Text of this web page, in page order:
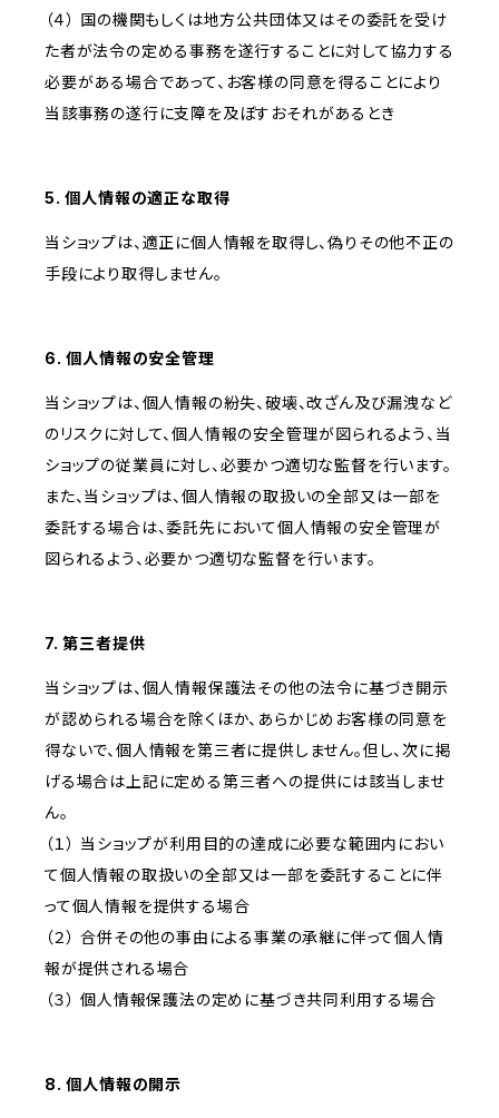
（４） 国の機関もしくは地方公共団体又はその委託を受け
た者が法令の定める事務を遂行することに対して協力する
必要がある場合であって、お客様の同意を得ることにより
当該事務の遂行に支障を及ぼすおそれがあるとき
5. 個人情報の適正な取得
当ショップは、適正に個人情報を取得し、偽りその他不正の
手段により取得しません。
6. 個人情報の安全管理
当ショップは、個人情報の紛失、破壊、改ざん及び漏洩など
のリスクに対して、個人情報の安全管理が図られるよう、当
ショップの従業員に対し、必要かつ適切な監督を行います。
また、当ショップは、個人情報の取扱いの全部又は一部を
委託する場合は、委託先において個人情報の安全管理が
図られるよう、必要かつ適切な監督を行います。
7. 第三者提供
当ショップは、個人情報保護法その他の法令に基づき開示
が認められる場合を除くほか、あらかじめお客様の同意を
得ないで、個人情報を第三者に提供しません。但し、次に掲
げる場合は上記に定める第三者への提供には該当しませ
ん。
（１） 当ショップが利用目的の達成に必要な範囲内におい
て個人情報の取扱いの全部又は一部を委託することに伴
って個人情報を提供する場合
（２） 合併その他の事由による事業の承継に伴って個人情
報が提供される場合
（３） 個人情報保護法の定めに基づき共同利用する場合
8. 個人情報の開示